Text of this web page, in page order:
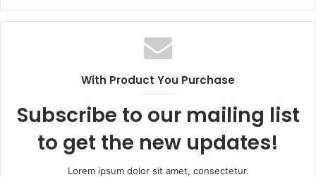
With Product You Purchase
Subscribe to our mailing list
to get the new updates!
Lorem ipsum dolor sit amet, consectetur.